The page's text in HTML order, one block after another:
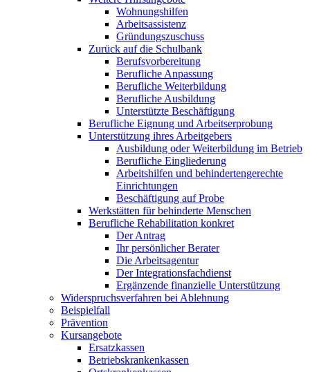
Wohnungshilfen
Arbeitsassistenz
Gründungszuschuss
Zurück auf die Schulbank
Berufsvorbereitung
Berufliche Anpassung
Berufliche Weiterbildung
Berufliche Ausbildung
Unterstützte Beschäftigung
Berufliche Eignung und Arbeitserprobung
Unterstützung ihres Arbeitgebers
Ausbildung oder Weiterbildung im Betrieb
Berufliche Eingliederung
Arbeitshilfen und behindertengerechte
Einrichtungen
Beschäftigung auf Probe
Werkstätten für behinderte Menschen
Berufliche Rehabilitation konkret
Der Antrag
Ihr persönlicher Berater
Die Arbeitsagentur
Der Integrationsfachdienst
Ergänzende finanzielle Unterstützung
Widerspruchsverfahren bei Ablehnung
Beispielfall
Prävention
Kursangebote
Ersatzkassen
Betriebskrankenkassen